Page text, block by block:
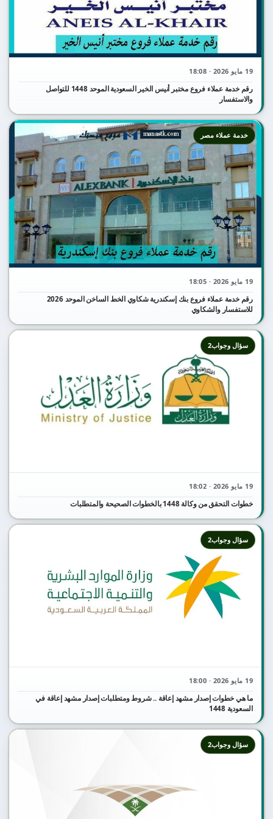
19 مايو 2026 · 18:08
رقم خدمة عملاء فروع مختبر أنيس الخير السعودية الموحد 1448 للتواصل
والاستفسار
19 مايو 2026 · 18:05
رقم خدمة عملاء فروع بنك إسكندرية شكاوي الخط الساخن الموحد 2026
للاستفسار والشكاوي
خدمة عملاء مصر
19 مايو 2026 · 18:02
خطوات التحقق من وكالة 1448 بالخطوات الصحيحة والمتطلبات
سؤال وجواب2
19 مايو 2026 · 18:00
ما هي خطوات إصدار مشهد إعاقة .. شروط ومتطلبات إصدار مشهد إعاقة في
السعودية 1448
سؤال وجواب2
سؤال وجواب2